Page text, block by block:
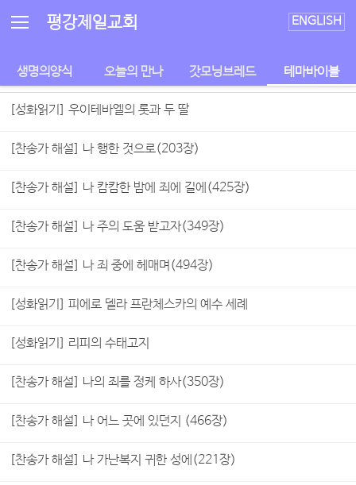
평강제일교회 ENGLISH
생명의양식 오늘의 만나 갓모닝브레드 테마바이블
[성화읽기] 우이테바엘의 롯과 두 딸
[찬송가 해설] 나 행한 것으로(203장)
[찬송가 해설] 나 캄캄한 밤에 죄에 길에(425장)
[찬송가 해설] 나 주의 도움 받고자(349장)
[찬송가 해설] 나 죄 중에 헤매며(494장)
[성화읽기] 피에로 델라 프란체스카의 예수 세례
[성화읽기] 리피의 수태고지
[찬송가 해설] 나의 죄를 정케 하사(350장)
[찬송가 해설] 나 어느 곳에 있던지 (466장)
[찬송가 해설] 나 가난복지 귀한 성에(221장)